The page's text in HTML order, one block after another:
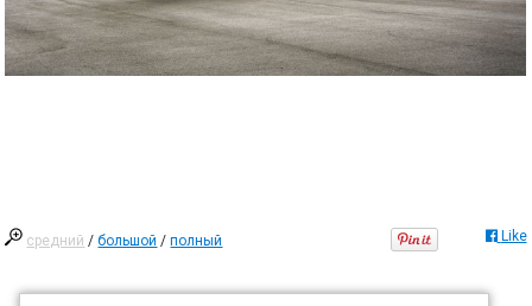
средний /большой /полный Like